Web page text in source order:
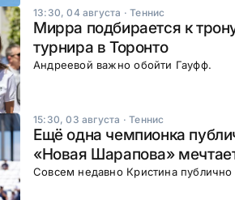
13:30, 04 августа ·Теннис
Мирра подбирается к
турнира в Торонто
Андреевой важно обойти Гауфф.
15:30, 03 августа ·Теннис
Ещё одна чемпионка
«Новая Шарапова»
Совсем недавно Кристина